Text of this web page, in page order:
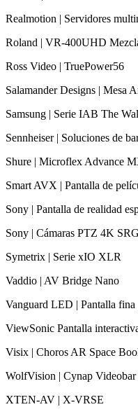
Realmotion | Servidores
Roland | VR-400UHD
Ross Video | TruePower56
Salamander Designs | Mesa
Samsung | Serie IAB The
Sennheiser | Soluciones de
Shure | Microflex Advance
Smart AVX | Pantalla de
Sony | Pantalla de realidad
Sony | Cámaras PTZ 4K
Symetrix | Serie xIO XLR
Vaddio | AV Bridge Nano
Vanguard LED | Pantalla fina
ViewSonic Pantalla
Visix | Choros AR Space
WolfVision | Cynap Videobar
XTEN-AV | X-VRSE